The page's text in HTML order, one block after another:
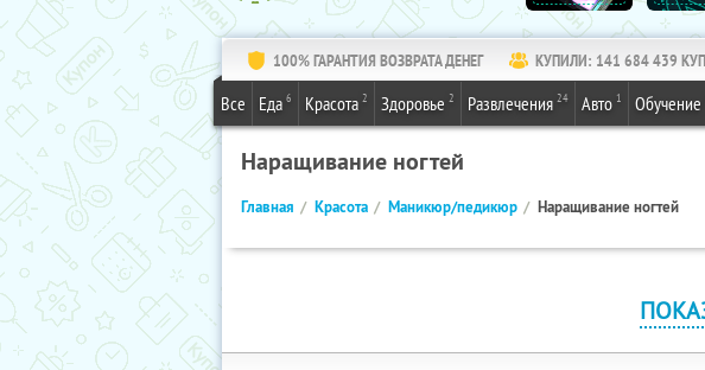
100% ГАРАНТИЯ ВОЗВРАТА ДЕНЕГ КУПИЛИ: 141 684 439
Все Еда 6 Красота 2 Здоровье 2 Развлечения 24 Авто 1 Обучение
Наращивание ногтей
Главная Красота Маникюр/педикюр Наращивание ногтей